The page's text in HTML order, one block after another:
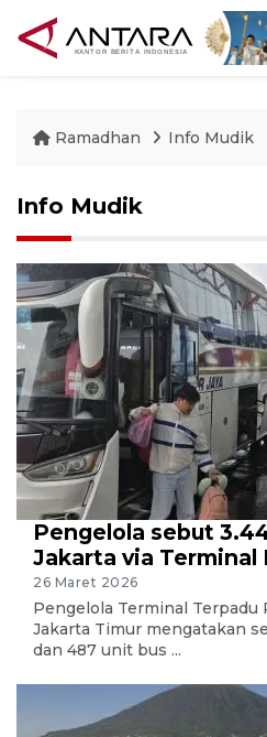
Ramadhan Info Mudik
Info Mudik
Pengelola sebut
Jakarta via Terminal
26 Maret 2026
Pengelola Terminal Terpadu
Jakarta Timur mengatakan
dan 487 unit bus ...